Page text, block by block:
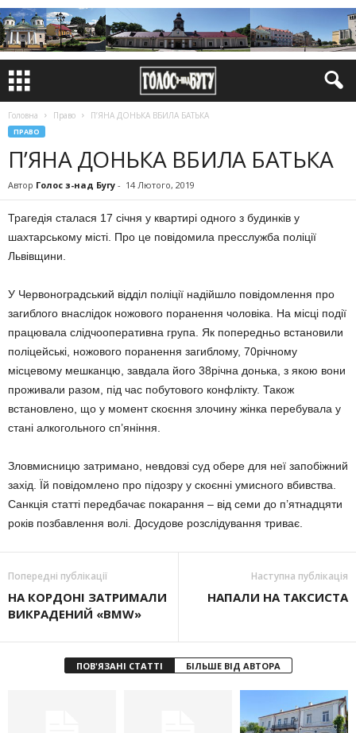
Головна Право П’ЯНА ДОНЬКА ВБИЛА БАТЬКА
ПРАВО
П’ЯНА ДОНЬКА ВБИЛА БАТЬКА
Автор Голос з-над Бугу - 14 Лютого, 2019
Трагедія сталася 17 січня у квартирі одного з будинків у
шахтарському місті. Про це повідомила пресслужба поліції
Львівщини.
У Червоноградський відділ поліції надійшло повідомлення про
загиблого внаслідок ножового поранення чоловіка. На місці події
працювала слідчооперативна група. Як попередньо встановили
поліцейські, ножового поранення загиблому, 70річному
місцевому мешканцю, завдала його 38річна донька, з якою вони
проживали разом, під час побутового конфлікту. Також
встановлено, що у момент скоєння злочину жінка перебувала у
стані алкогольного сп’яніння.
Зловмисницю затримано, невдовзі суд обере для неї запобіжний
захід. Їй повідомлено про підозру у скоєнні умисного вбивства.
Санкція статті передбачає покарання – від семи до п’ятнадцяти
років позбавлення волі. Досудове розслідування триває.
Попередні публікації
НА КОРДОНІ ЗАТРИМАЛИ
ВИКРАДЕНИЙ «BMW»
Наступна публікація
НАПАЛИ НА ТАКСИСТА
ПОВ'ЯЗАНІ СТАТТІ БІЛЬШЕ ВІД АВТОРА